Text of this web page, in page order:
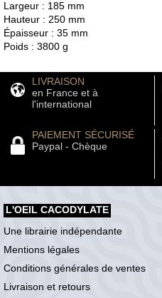
Largeur : 185 mm
Hauteur : 250 mm
Épaisseur : 35 mm
Poids : 3800 g
LIVRAISON
en France et à
l'international
PAIEMENT SÉCURISÉ
Paypal - Chèque
L'OEIL CACODYLATE
Une librairie indépendante
Mentions légales
Conditions générales de ventes
Livraison et retours